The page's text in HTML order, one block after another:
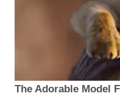
The Adorable Model